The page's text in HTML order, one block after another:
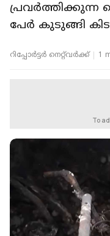
പ്രവർത്തിക്കുന്ന
പേർ കുടുങ്ങി
റിപ്പോർട്ടർ നെറ്റ്‌വര്‍ക്ക്‌ 1
To